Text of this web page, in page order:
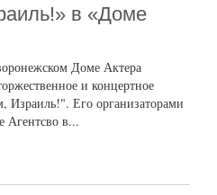
в «Доме
Доме Актера
и концертное
Израиль!". Его организаторами
Агентсво в...